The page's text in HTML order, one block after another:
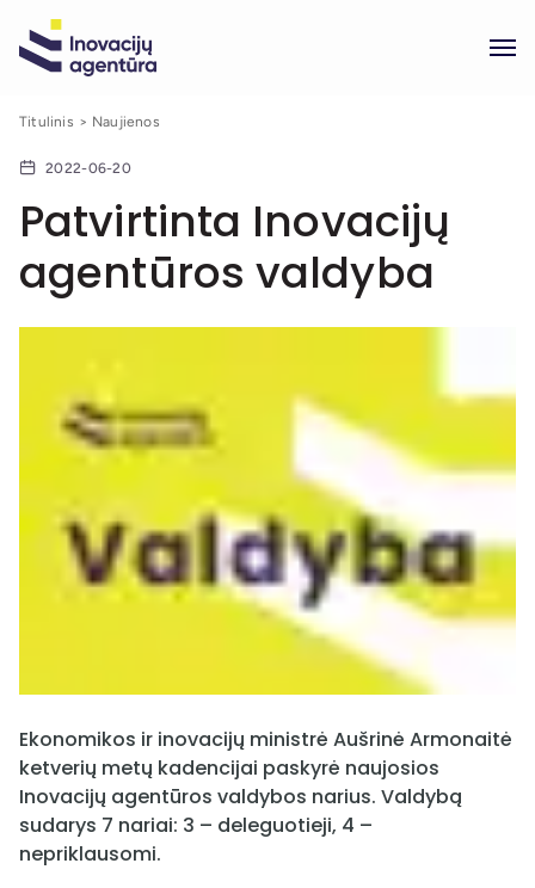
Titulinis Naujienos
2022-06-20
Patvirtinta Inovacijų
agentūros valdyba
Ekonomikos ir inovacijų ministrė Aušrinė Armonaitė
ketverių metų kadencijai paskyrė naujosios
Inovacijų agentūros valdybos narius. Valdybą
sudarys 7 nariai: 3 – deleguotieji, 4 –
nepriklausomi.